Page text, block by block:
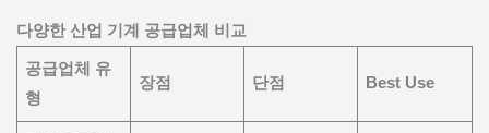
다양한 산업 기계 공급업체 비교
공급업체 유
형
장점 단점 Best Use